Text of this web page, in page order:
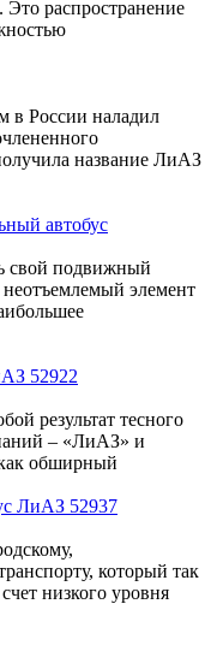
распространение
в России наладил
название ЛиАЗ
автобус
свой подвижный
неотъемлемый элемент
52922
результат тесного
– «ЛиАЗ» и
обширный
ЛиАЗ 52937
который так
низкого уровня